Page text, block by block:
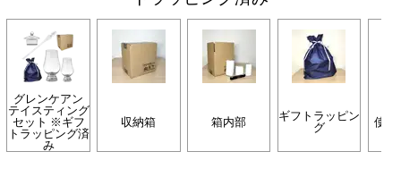
グレンケアン
テイスティング
セット ※ギフ
トラッピング済
み
収納箱 箱内部 ギフトラッピン
グ 使用